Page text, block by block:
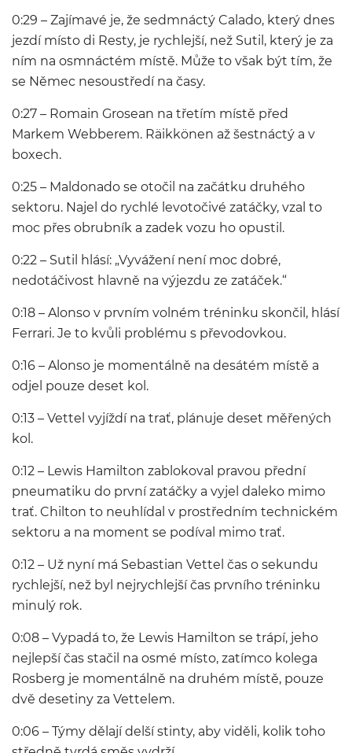
0:29 – Zajímavé je, že sedmnáctý Calado, který dnes
jezdí místo di Resty, je rychlejší, než Sutil, který je za
ním na osmnáctém místě. Může to však být tím, že
se Němec nesoustředí na časy.
0:27 – Romain Grosean na třetím místě před
Markem Webberem. Räikkönen až šestnáctý a v
boxech.
0:25 – Maldonado se otočil na začátku druhého
sektoru. Najel do rychlé levotočivé zatáčky, vzal to
moc přes obrubník a zadek vozu ho opustil.
0:22 – Sutil hlásí: „Vyvážení není moc dobré,
nedotáčivost hlavně na výjezdu ze zatáček.“
0:18 – Alonso v prvním volném tréninku skončil, hlásí
Ferrari. Je to kvůli problému s převodovkou.
0:16 – Alonso je momentálně na desátém místě a
odjel pouze deset kol.
0:13 – Vettel vyjíždí na trať, plánuje deset měřených
kol.
0:12 – Lewis Hamilton zablokoval pravou přední
pneumatiku do první zatáčky a vyjel daleko mimo
trať. Chilton to neuhlídal v prostředním technickém
sektoru a na moment se podíval mimo trať.
0:12 – Už nyní má Sebastian Vettel čas o sekundu
rychlejší, než byl nejrychlejší čas prvního tréninku
minulý rok.
0:08 – Vypadá to, že Lewis Hamilton se trápí, jeho
nejlepší čas stačil na osmé místo, zatímco kolega
Rosberg je momentálně na druhém místě, pouze
dvě desetiny za Vettelem.
0:06 – Týmy dělají delší stinty, aby viděli, kolik toho